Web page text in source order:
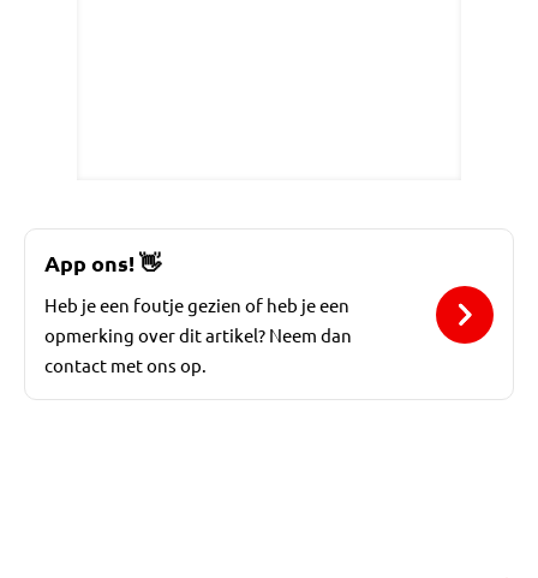
App ons!👋
Heb je een foutje gezien of heb je een
opmerking over dit artikel? Neem dan
contact met ons op.